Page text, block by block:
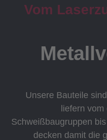
Vom
Unsere Bauteile
liefern vom
Schweißbaugruppen
decken damit die